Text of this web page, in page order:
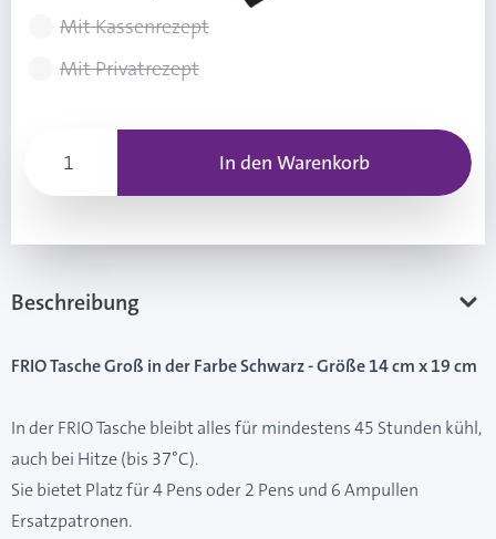
Mit Kassenrezept
Mit Privatrezept
In den Warenkorb
Beschreibung
FRIO Tasche Groß in der Farbe Schwarz - Größe 14 cm x 19 cm
In der FRIO Tasche bleibt alles für mindestens 45 Stunden kühl,
auch bei Hitze (bis 37°C).
Sie bietet Platz für 4 Pens oder 2 Pens und 6 Ampullen
Ersatzpatronen.